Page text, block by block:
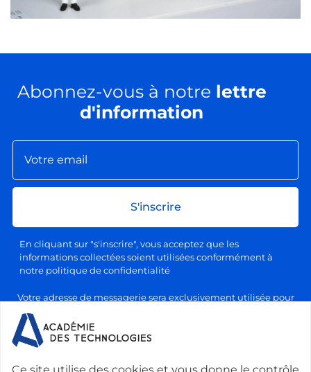
Abonnez-vous à notre lettre
d'information
S'inscrire
En cliquant sur "s'inscrire", vous acceptez que les
informations collectées soient utilisées conformément à
notre politique de confidentialité
Votre adresse de messagerie sera exclusivement utilisée pour
l'envoi de nos lettres d'information, conformément à notre
politique de confidentialité et de traitement des données
personnelles. Vous pourrez vous désabonner à tout moment en
cliquant sur le lien prévu à cet effet dans chaque newsletter.